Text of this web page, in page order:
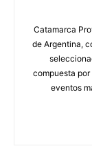
Catamarca
de Argentina,
compuesta
eventos